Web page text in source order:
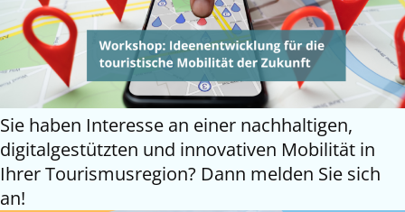
Sie haben Interesse an einer nachhaltigen,
digitalgestützten und innovativen Mobilität in
Ihrer Tourismusregion? Dann melden Sie sich
an!